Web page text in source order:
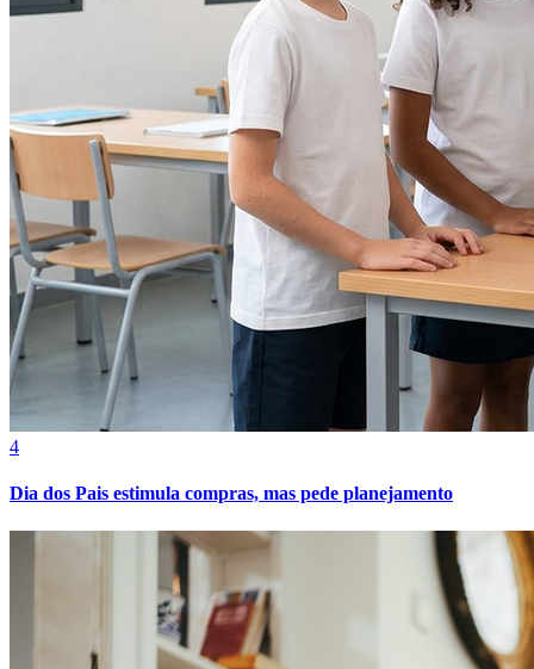
4
Dia dos Pais estimula compras, mas pede planejamento